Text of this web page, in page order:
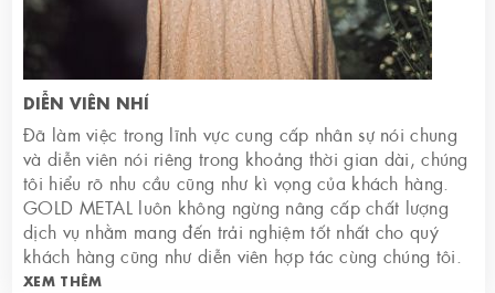
DIỄN VIÊN NHÍ
Đã làm việc trong lĩnh vực cung cấp nhân sự nói chung
và diễn viên nói riêng trong khoảng thời gian dài, chúng
tôi hiểu rõ nhu cầu cũng như kì vọng của khách hàng.
GOLD METAL luôn không ngừng nâng cấp chất lượng
dịch vụ nhằm mang đến trải nghiệm tốt nhất cho quý
khách hàng cũng như diễn viên hợp tác cùng chúng tôi.
XEM THÊM